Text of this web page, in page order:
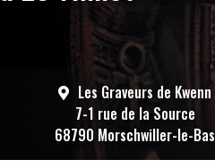
Les Graveurs de Kwenn
7-1 rue de la Source
68790 Morschwiller-le-Bas